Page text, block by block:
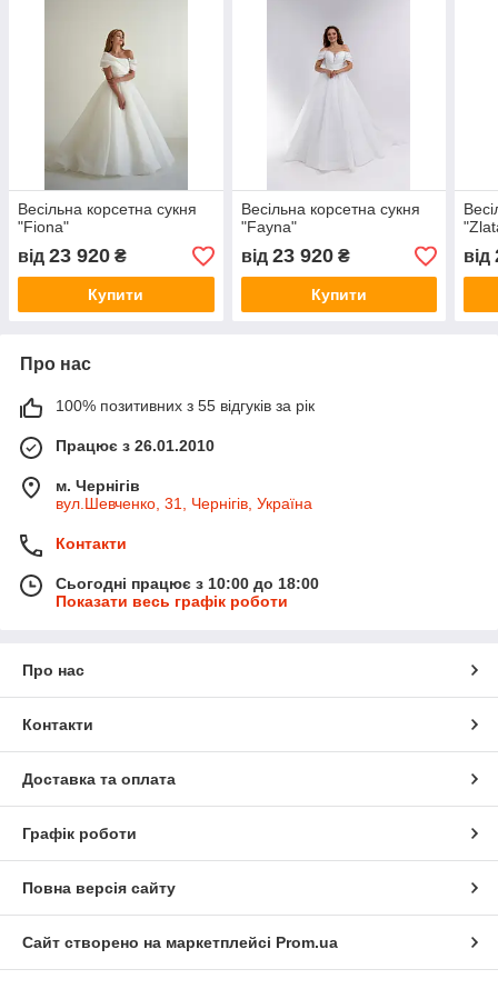
Весільна корсетна сукня
"Fiona"
від 23 920 ₴
Купити
Весільна корсетна сукня
"Fayna"
від 23 920₴
Купити
від
Про нас
100% позитивних з 55 відгуків за рік
Працює з 26.01.2010
м. Чернігів
вул.Шевченко, 31, Чернігів, Україна
Контакти
Сьогодні працює з 10:00 до 18:00
Показати весь графік роботи
Про нас
Контакти
Доставка та оплата
Графік роботи
Повна версія сайту
Сайт створено на маркетплейсі Prom.ua